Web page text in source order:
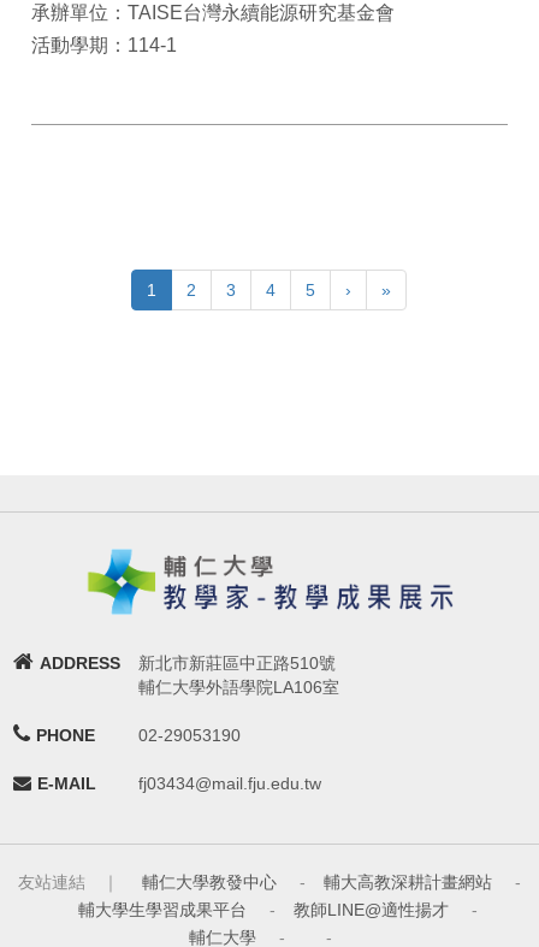
承辦單位：TAISE台灣永續能源研究基金會
活動學期：114-1
1 2 3 4 5 › »
ADDRESS
新北市新莊區中正路510號
輔仁大學外語學院LA106室
PHONE 02-29053190
E-MAIL fj03434@mail.fju.edu.tw
友站連結 ｜ 輔仁大學教發中心 - 輔大高教深耕計畫網站
-
輔大學生學習成果平台
- 教師LINE@適性揚才
-
輔仁大學
- -